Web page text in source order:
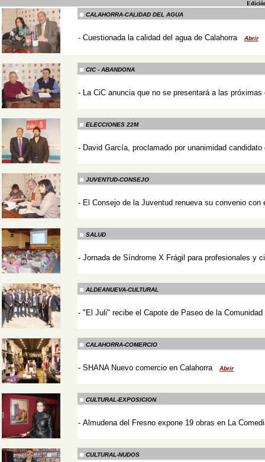
CALAHORRA-CALIDAD DEL AGUA
- Cuestionada la calidad del agua de Calahorra Abrir
CIC - ABANDONA
- La CiC anuncia que no se presentará a las
ELECCIONES 22M
- David García, proclamado por unanimidad
JUVENTUD-CONSEJO
- El Consejo de la Juventud renueva su convenio con
SALUD
- Jornada de Síndrome X Frágil para profesionales y
ALDEANUEVA-CULTURAL
- "El Juli" recibe el Capote de Paseo de la Comunidad
CALAHORRA-COMERCIO
- SHANA Nuevo comercio en Calahorra Abrir
CULTURAL-EXPOSICION
- Almudena del Fresno expone 19 obras en La
CULTURAL-NUDOS